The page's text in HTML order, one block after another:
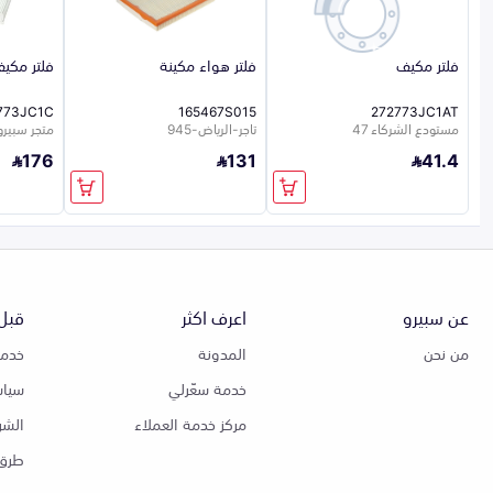
فلتر مكيف
272773JC1AT
مستودع الشركاء 47
41.4
فلتر هواء مكينة
165467S015
تاجر-الرياض-945
131
فلتر
متجر
176
عن سبيرو
من نحن
اعرف اكثر
المدونة
خدمة سعّرلي
مركز خدمة العملاء